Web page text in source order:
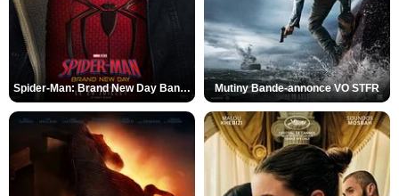
Spider-Man: Brand New Day Bande-annonce VO STFR Mutiny Bande-annonce VO STFR